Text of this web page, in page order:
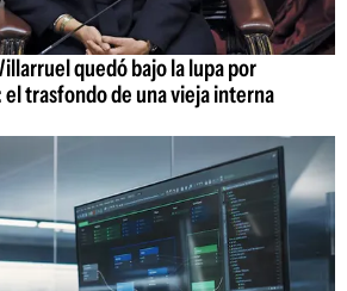
quedó bajo la lupa por
el trasfondo de una vieja interna